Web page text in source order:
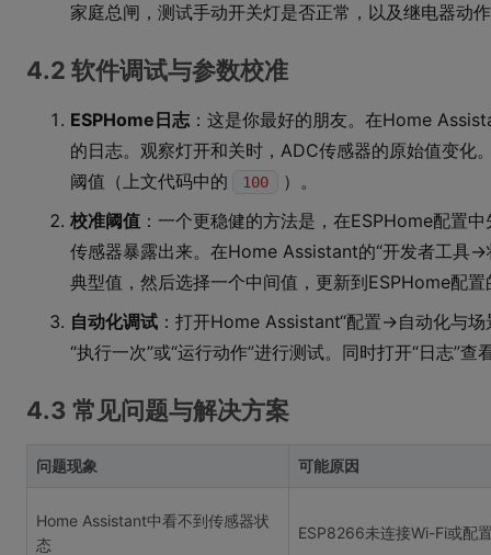
家庭总闸，测试手动开关灯是否正常，以及继电器动
4.2 软件调试与参数校准
ESPHome日志 ：这是你最好的朋友。在Home
的日志。观察灯开和关时，ADC传感器的原始值变化
阈值（上文代码中的
100
）。
校准阈值 ：一个更稳健的方法是，在ESPHome配置
传感器暴露出来。在Home Assistant的“开发者工具-
典型值，然后选择一个中间值，更新到ESPHome配
自动化调试 ：打开Home Assistant“配置->自动化与
“执行一次”或“运行动作”进行测试。同时打开“日志”
4.3 常见问题与解决方案
问题现象 可能原因
Home Assistant中看不到传感器状
态
ESP8266未连接Wi-Fi或配